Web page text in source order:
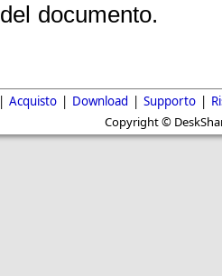
del documento.
| Acquisto | Download | Supporto |
Copyright ©